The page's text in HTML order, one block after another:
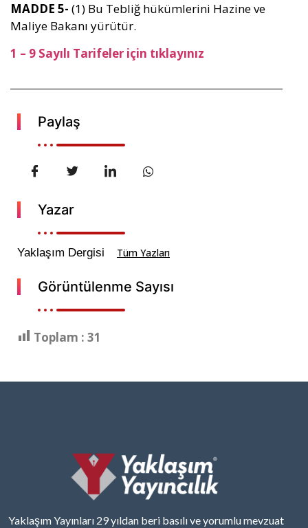
MADDE 5- (1) Bu Tebliğ hükümlerini Hazine ve
Maliye Bakanı yürütür.
1 – 9 Sayılı Tarifeler için tıklayınız
Paylaş
Yazar
Yaklaşım Dergisi Tüm Yazları
Görüntülenme Sayısı
Toplam : 31
Yaklaşım Yayınları 29 yıldan beri basılı ve yorumlu mevzuat